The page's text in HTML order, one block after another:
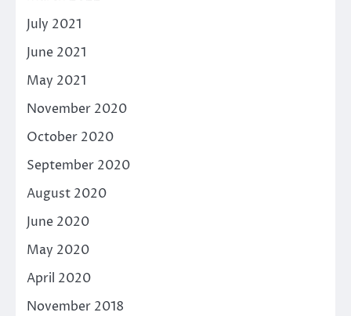
July 2021
June 2021
May 2021
November 2020
October 2020
September 2020
August 2020
June 2020
May 2020
April 2020
November 2018